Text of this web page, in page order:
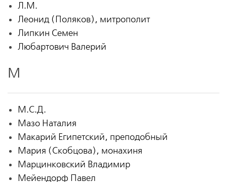
Л.М.
Леонид (Поляков), митрополит
Липкин Семен
Любартович Валерий
М
М.С.Д.
Мазо Наталия
Макарий Египетский, преподобный
Мария (Скобцова), монахиня
Марцинковский Владимир
Мейендорф Павел